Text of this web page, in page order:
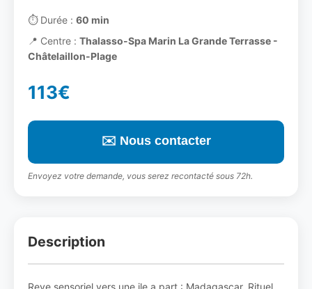
⏱️Durée : 60 min
📍 Centre : Thalasso-Spa Marin La Grande Terrasse -
Châtelaillon-Plage
113€
✉️ Nous contacter
Envoyez votre demande, vous serez recontacté sous 72h.
Description
Reve sensoriel vers une ile a part : Madagascar. Rituel